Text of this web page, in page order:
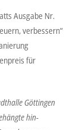
Ausgabe Nr.
verbessern“
für
Göttingen
hin-